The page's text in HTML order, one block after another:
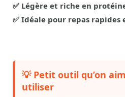
✅ Légère et riche en
✅ Idéale pour repas rapides
💡 Petit outil qu’on
utiliser